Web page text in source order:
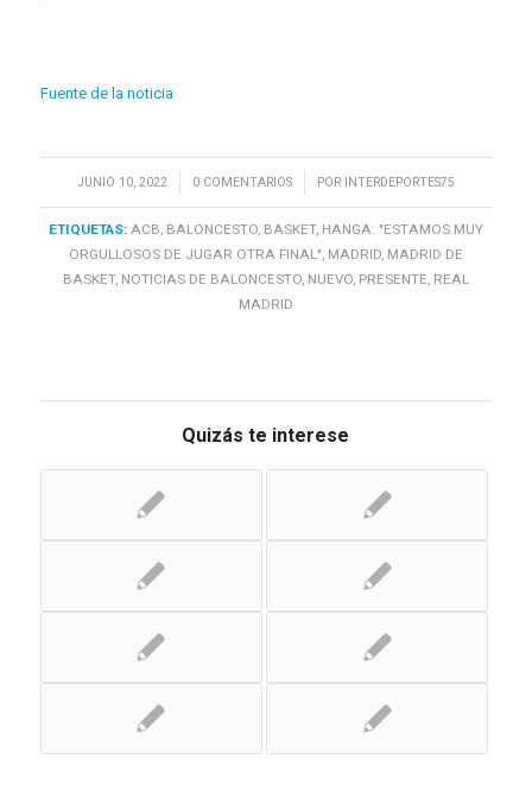
Fuente de la noticia
JUNIO 10, 2022
/ 0 COMENTARIOS
/ POR INTERDEPORTES75
ETIQUETAS: ACB, BALONCESTO, BASKET, HANGA: "ESTAMOS MUY
ORGULLOSOS DE JUGAR OTRA FINAL", MADRID, MADRID DE
BASKET, NOTICIAS DE BALONCESTO, NUEVO, PRESENTE, REAL
MADRID
Quizás te interese